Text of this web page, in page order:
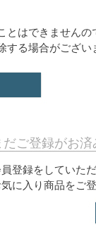
はできませんの
る場合がござい
だご登録がお
登録をしていた
に入り商品をご